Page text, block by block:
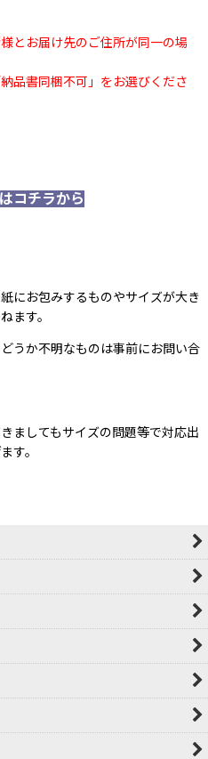
とお届け先のご住所が同一の場
品書同梱不可」をお選びくださ
コチラから
にお包みするものやサイズが大き
ます。
うか不明なものは事前にお問い合
ましてもサイズの問題等で対応出
す。